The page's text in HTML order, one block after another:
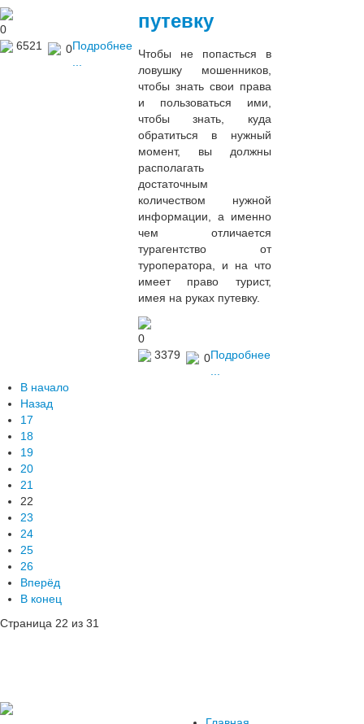
0
6521
0Подробнее
путевку
Чтобы не попасться в
ловушку мошенников,
чтобы знать свои права
и пользоваться ими,
чтобы знать, куда
обратиться в нужный
момент, вы должны
располагать
достаточным
количеством нужной
информации, а именно
чем отличается
турагентство от
туроператора, и на что
имеет право турист,
имея на руках путевку.
0
3379
0Подробнее
В начало
Назад
17
18
19
20
21
22
23
24
25
26
Вперёд
В конец
Страница 22 из 31